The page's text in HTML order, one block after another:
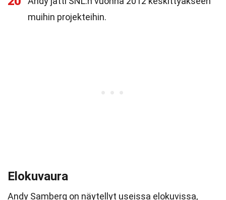
muihin projekteihin.
Elokuvaura
Andy Samberg on näytellyt useissa elokuvissa,